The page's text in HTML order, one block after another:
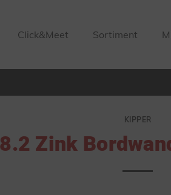
Click&Meet Sortiment
KIPPER
Zink